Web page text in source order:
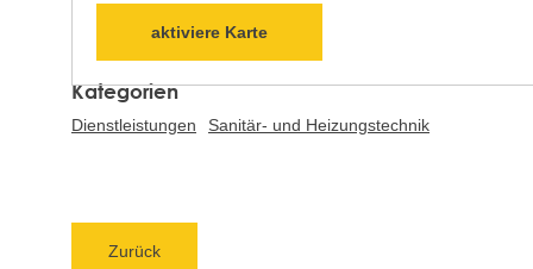
aktiviere Karte
Dienstleistungen Sanitär- und Heizungstechnik
Zurück